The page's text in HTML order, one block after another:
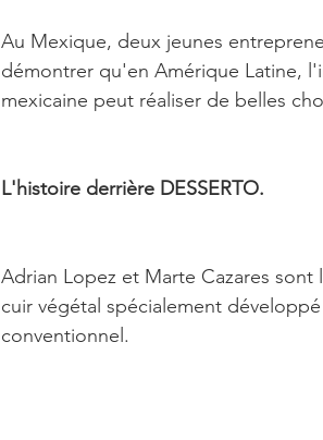
Au Mexique, deux jeunes
démontrer qu'en Amérique Latine,
mexicaine peut réaliser de belles
L'histoire derrière DESSERTO.
Adrian Lopez et Marte Cazares sont
cuir végétal spécialement
conventionnel.